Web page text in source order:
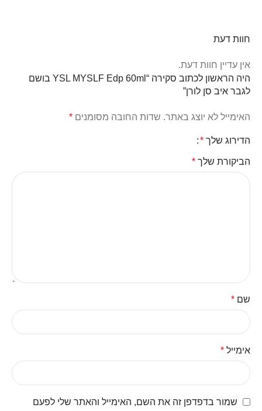
חוות דעת
אין עדיין חוות דעת.
היה הראשון לכתוב סקירה “YSL MYSLF Edp 60ml בושם
לגבר איב סן לורן”
האימייל לא יוצג באתר. שדות החובה מסומנים *
הדירוג שלך *
הביקורת שלך *
שם *
אימייל *
שמור בדפדפן זה את השם, האימייל והאתר שלי לפעם